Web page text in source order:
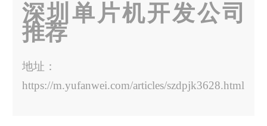
深圳单片机开发公司
推荐
地址：
https://m.yufanwei.com/articles/szdpjk3628.html